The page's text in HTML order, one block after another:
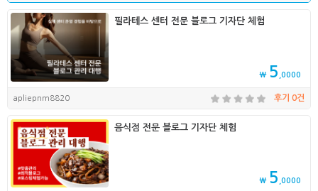
필라테스 센터 전문 블로그 기자단 체험
₩ 5 ,0000
apliepnm8820 후기 0건
음식점 전문 블로그 기자단 체험
₩ 5 ,0000